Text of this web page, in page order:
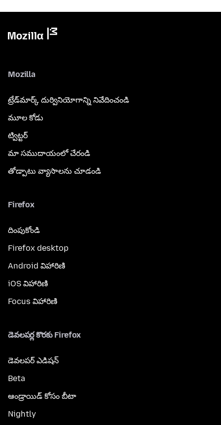
Mozilla
ట్రేడ్‌మార్క్ దుర్వినియోగాన్ని నివేదించండి
మూల కోడు
ట్విట్టర్
మా సముదాయంలో చేరండి
తోడ్పాటు వ్యాసాలను చూడండి
Firefox
దింపుకోండి
Firefox desktop
Android విహారిణి
iOS విహారిణి
Focus విహారిణి
డెవలపర్ల కొరకు Firefox
డెవలపర్ ఎడిషన్
Beta
ఆండ్రాయిడ్ కోసం బీటా
Nightly